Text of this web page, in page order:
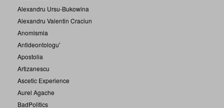
Alexandru Ursu-Bukowina
Alexandru Valentin Craciun
Anomismia
Antideontologu'
Apostolia
Artizanescu
Ascetic Experience
Aurel Agache
BadPolitics